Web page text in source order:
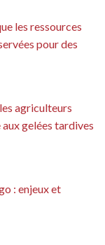
les ressources
pour des
agriculteurs
gelées tardives
: enjeux et